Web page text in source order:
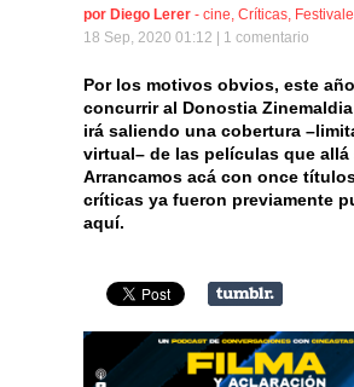
por Diego Lerer - cine Críticas
18 Sep, 2020 01:12 | 1 comentario
Por los motivos obvios, este
concurrir al Donostia
irá saliendo una cobertura
virtual– de las películas que allá
Arrancamos acá con once
críticas ya fueron previamente
aquí.